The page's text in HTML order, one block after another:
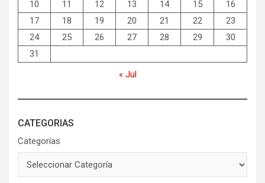
10 11 12 13 14 15
16
17
18 19 20 21 22
23
24
25 26 27 28 29
30
31
« Jul
CATEGORIAS
Categorías